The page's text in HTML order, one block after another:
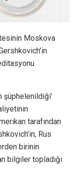
Moskova
şüphelenildiği’
tarafından
Rus
birinin
bilgiler topladığı